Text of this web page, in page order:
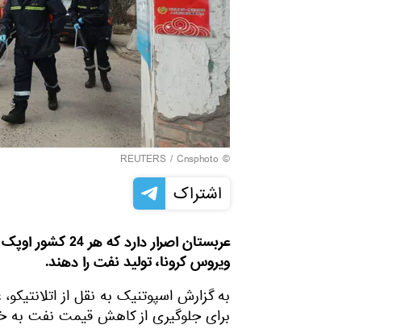
©
REUTERS / Cnsphoto
اشتراک
عربستان اصرار
ویروس کرونا، تولید نفت را دهند.
برای جلوگیری از كاهش قیمت نفت به